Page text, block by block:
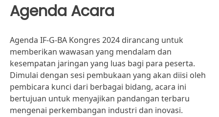
Agenda Acara
Agenda IF-G-BA Kongres 2024 dirancang untuk
memberikan wawasan yang mendalam dan
kesempatan jaringan yang luas bagi para peserta.
Dimulai dengan sesi pembukaan yang akan diisi oleh
pembicara kunci dari berbagai bidang, acara ini
bertujuan untuk menyajikan pandangan terbaru
mengenai perkembangan industri dan inovasi.